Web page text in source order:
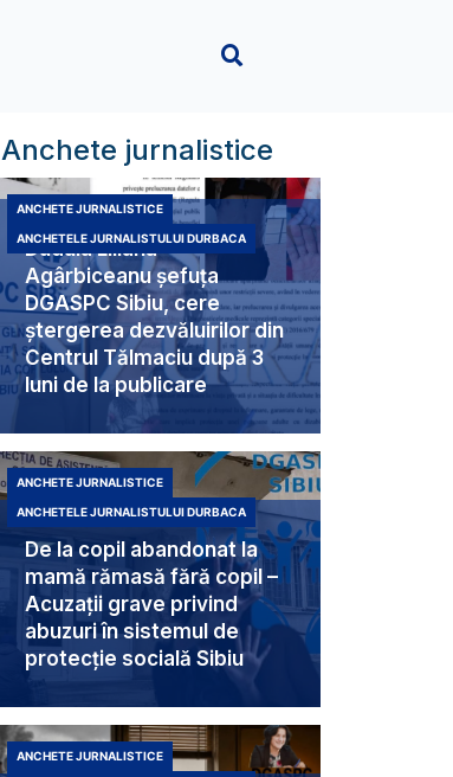
Anchete jurnalistice
Duduia Liliana
Agârbiceanu șefuța
DGASPC Sibiu, cere
ștergerea dezvăluirilor din
Centrul Tălmaciu după 3
luni de la publicare
ANCHETE JURNALISTICE
ANCHETELE JURNALISTULUI DURBACA
De la copil abandonat la
mamă rămasă fără copil –
Acuzații grave privind
abuzuri în sistemul de
protecție socială Sibiu
ANCHETE JURNALISTICE
ANCHETELE JURNALISTULUI DURBACA
ANCHETE JURNALISTICE